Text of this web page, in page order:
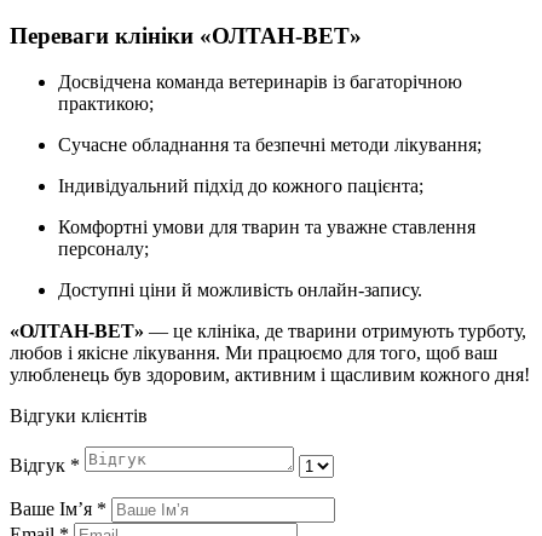
Переваги клініки «ОЛТАН-ВЕТ»
Досвідчена команда ветеринарів із багаторічною
практикою;
Сучасне обладнання та безпечні методи лікування;
Індивідуальний підхід до кожного пацієнта;
Комфортні умови для тварин та уважне ставлення
персоналу;
Доступні ціни й можливість онлайн-запису.
«ОЛТАН-ВЕТ» — це клініка, де тварини отримують турботу,
любов і якісне лікування. Ми працюємо для того, щоб ваш
улюбленець був здоровим, активним і щасливим кожного дня!
Відгуки клієнтів
Відгук *
Ваше Імʼя *